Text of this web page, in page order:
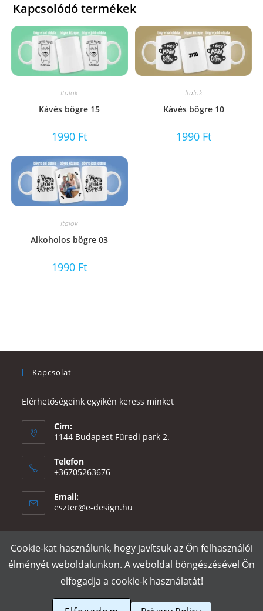
Kapcsolódó termékek
Italok
Kávés bögre 15
1990 Ft
Italok
Kávés bögre 10
1990 Ft
Italok
Alkoholos bögre 03
1990 Ft
Kapcsolat
Elérhetőségeink egyikén keress minket
Cím:
1144 Budapest Füredi park 2.
Telefon
+36705263676
Email:
eszter@e-design.hu
Rólunk Szállítás és fizetés Adatvédelmi tájékoztató
ÁSZF
Póló nyomtatás
Cookie-kat használunk, hogy javítsuk az Ön felhasználói
élményét weboldalunkon. A weboldal böngészésével Ön
elfogadja a cookie-k használatát!